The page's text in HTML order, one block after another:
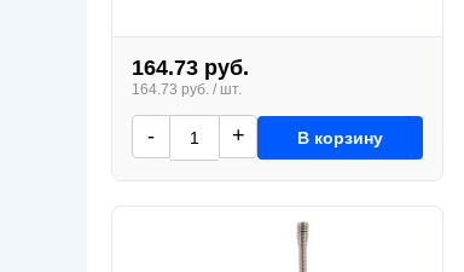
164.73 руб.
164.73 руб. / шт.
- + В корзину